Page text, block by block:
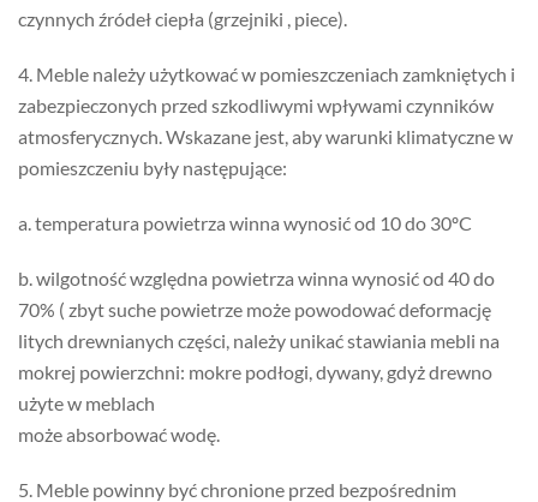
czynnych źródeł ciepła (grzejniki , piece).
4. Meble należy użytkować w pomieszczeniach zamkniętych i
zabezpieczonych przed szkodliwymi wpływami czynników
atmosferycznych. Wskazane jest, aby warunki klimatyczne w
pomieszczeniu były następujące:
a. temperatura powietrza winna wynosić od 10 do 30ºC
b. wilgotność względna powietrza winna wynosić od 40 do
70% ( zbyt suche powietrze może powodować deformację
litych drewnianych części, należy unikać stawiania mebli na
mokrej powierzchni: mokre podłogi, dywany, gdyż drewno
użyte w meblach
może absorbować wodę.
5. Meble powinny być chronione przed bezpośrednim